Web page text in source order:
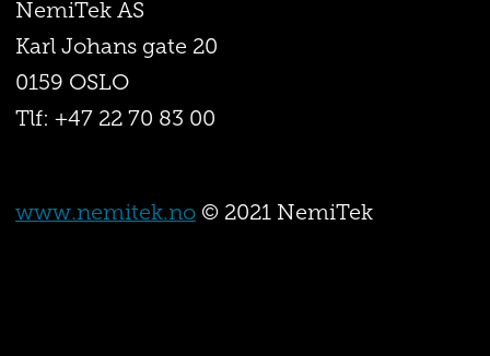
NemiTek AS
Karl Johans gate 20
0159 OSLO
Tlf: +47 22 70 83 00
www.nemitek.no© 2021 NemiTek